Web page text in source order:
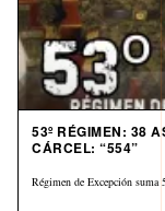
53º RÉGIMEN: 38
CÁRCEL: “554”
Régimen de Excepción